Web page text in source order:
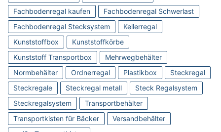
Fachbodenregal kaufen
Fachbodenregal Schwerlast
Fachbodenregal Stecksystem
Kellerregal
Kunststoffbox
Kunststoffkörbe
Kunststoff Transportbox
Mehrwegbehälter
Normbehälter
Ordnerregal Plastikbox
Steckregal
Steckregale
Steckregal metall
Steck Regalsystem
Steckregalsystem
Transportbehälter
Transportkisten für Bäcker
Versandbehälter